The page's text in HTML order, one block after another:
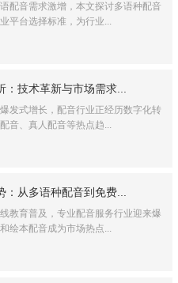
配音需求激增，本文探讨多语种配音
平台选择标准，为行业...
：技术革新与市场需求...
发式增长，配音行业正经历数字化转
音、真人配音等热点趋...
：从多语种配音到免费...
教育普及，专业配音服务行业迎来爆
绘本配音成为市场热点...